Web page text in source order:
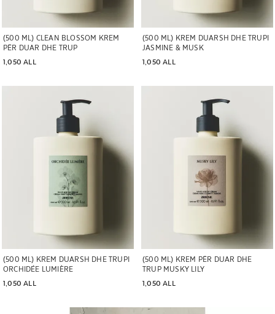
(500 ML) CLEAN BLOSSOM KREM
PËR DUAR DHE TRUP
1,050 ALL
(500 ML) KREM DUARSH DHE TRUPI
JASMINE & MUSK
1,050 ALL
(500 ML) KREM DUARSH DHE TRUPI
ORCHIDÉE LUMIÈRE
1,050 ALL
Imazhi u ndryshua në 1 të 5
(500 ML) KREM PËR DUAR DHE
TRUP MUSKY LILY
1,050 ALL
Imazhi u ndryshua në 1 të 5